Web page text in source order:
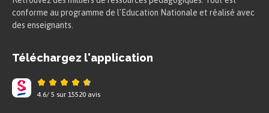
conforme au programme de l'Education Nationale et réalisé avec
des enseignants.
Téléchargez l'application
4.6/ 5 sur 15520 avis